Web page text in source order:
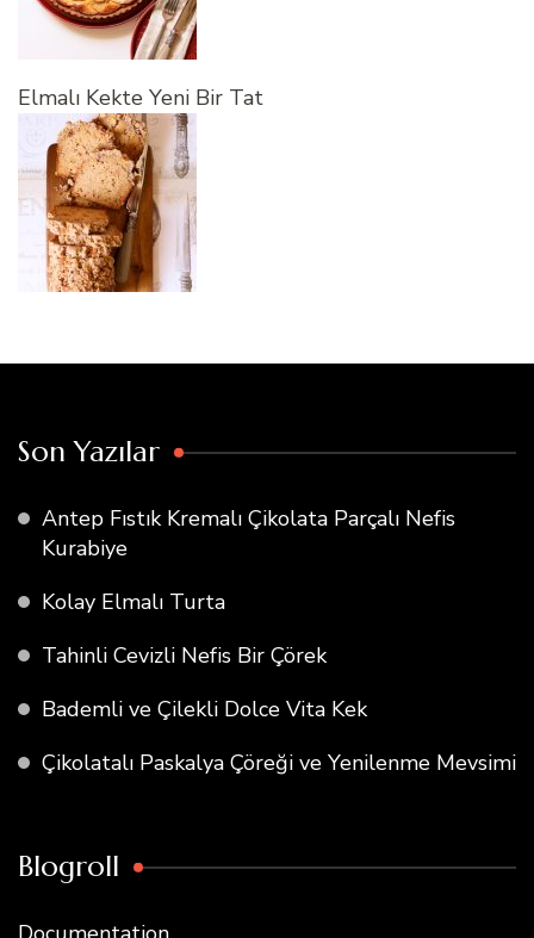
Elmalı Kekte Yeni Bir Tat
Son Yazılar
Antep Fıstık Kremalı Çikolata Parçalı Nefis
Kurabiye
Kolay Elmalı Turta
Tahinli Cevizli Nefis Bir Çörek
Bademli ve Çilekli Dolce Vita Kek
Çikolatalı Paskalya Çöreği ve Yenilenme Mevsimi
Blogroll